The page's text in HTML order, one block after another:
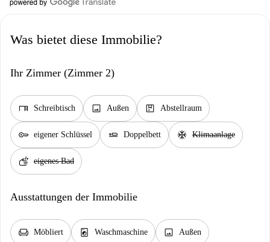
Was bietet diese Immobilie?
Ihr Zimmer (Zimmer 2)
desk Schreibtisch image Außen package Abstellraum
key eigener Schlüssel airline_seat_flat Doppelbett ac_unit Klimaanlage
soap eigenes Bad
Ausstattungen der Immobilie
chair Möbliert local_laundry_service Waschmaschine image Außen